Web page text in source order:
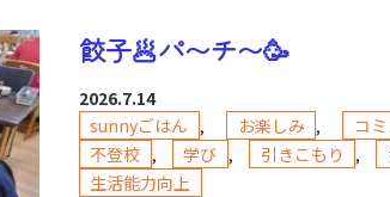
餃子🥟パ〜チ〜🥳
2026.7.14
sunnyごはん , お楽しみ , コ
不登校 , 学び , 引きこもり ,
生活能力向上